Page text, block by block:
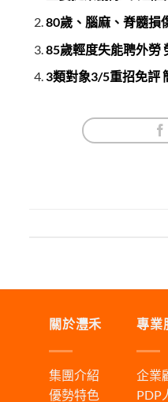
80歲、腦麻、脊髓損
85歲輕度失能聘外勞
3類對象3/5重招免評
關於灃禾
集團介紹
優勢特色
專業
企業
PDP